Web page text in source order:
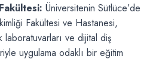
Üniversitenin Sütlüce’de
Fakültesi ve Hastanesi,
laboratuvarları ve dijital diş
uygulama odaklı bir eğitim